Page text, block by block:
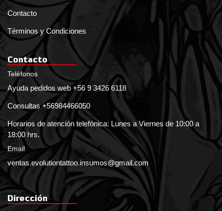
Contacto
Términos y Condiciones
Contacto
Teléfonos
Ayuda pedidos web +56 9 3426 6118
Consultas +56984466050
Horarios de atención telefónica: Lunes a Viernes de 10:00 a
18:00 hrs.
Email
ventas.evolutiontattoo.insumos@gmail.com
Dirección